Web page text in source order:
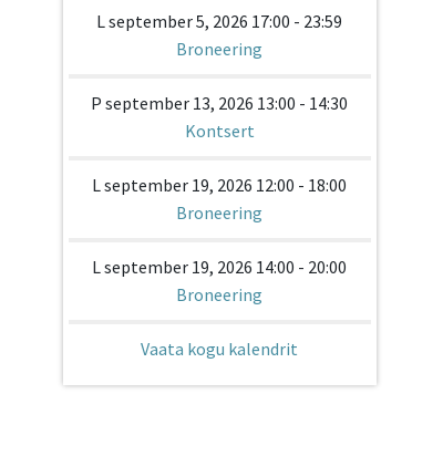
L september 5, 2026 17:00 - 23:59
Broneering
P september 13, 2026 13:00 - 14:30
Kontsert
L september 19, 2026 12:00 - 18:00
Broneering
L september 19, 2026 14:00 - 20:00
Broneering
Vaata kogu kalendrit